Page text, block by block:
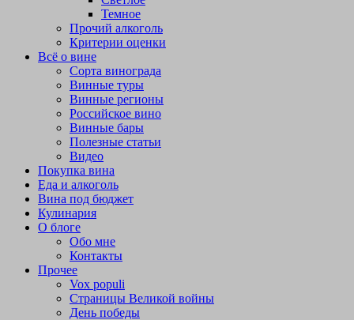
Темное
Прочий алкоголь
Критерии оценки
Всё о вине
Сорта винограда
Винные туры
Винные регионы
Российское вино
Винные бары
Полезные статьи
Видео
Покупка вина
Еда и алкоголь
Вина под бюджет
Кулинария
О блоге
Обо мне
Контакты
Прочее
Vox populi
Страницы Великой войны
День победы